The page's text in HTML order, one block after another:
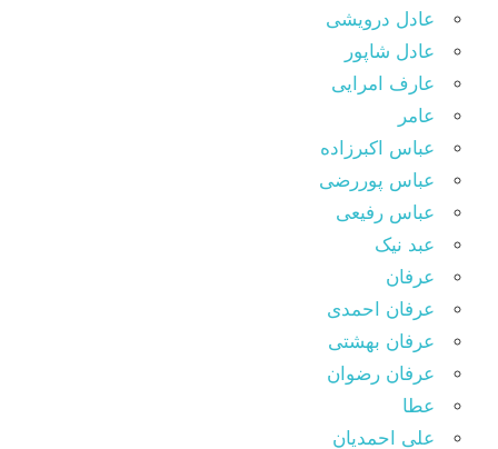
عادل درویشی
عادل شاپور
عارف امرایی
عامر
عباس اکبرزاده
عباس پوررضی
عباس رفیعی
عبد نیک
عرفان
عرفان احمدی
عرفان بهشتی
عرفان رضوان
عطا
علی احمدیان